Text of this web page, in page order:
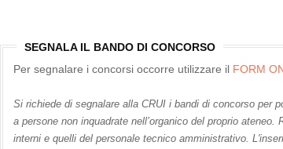
SEGNALA IL BANDO DI CONCORSO
Per segnalare i concorsi occorre utilizzare il FORM
Si richiede di segnalare alla CRUI i bandi di concorso per
a persone non inquadrate nell’organico del proprio
interni e quelli del personale tecnico amministrativo.